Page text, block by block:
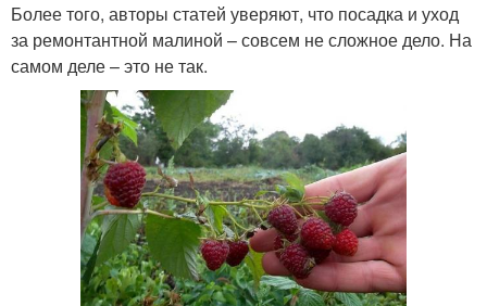
Более того, авторы статей уверяют, что посадка и уход
за ремонтантной малиной – совсем не сложное дело. На
самом деле – это не так.